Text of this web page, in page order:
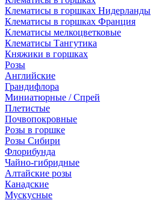
Клематисы в горшках Нидерланды
Клематисы в горшках Франция
Клематисы мелкоцветковые
Клематисы Тангутика
Княжики в горшках
Розы
Английские
Грандифлора
Миниатюрные / Спрей
Плетистые
Почвопокровные
Розы в горшке
Розы Сибири
Флорибунда
Чайно-гибридные
Алтайские розы
Канадские
Мускусные